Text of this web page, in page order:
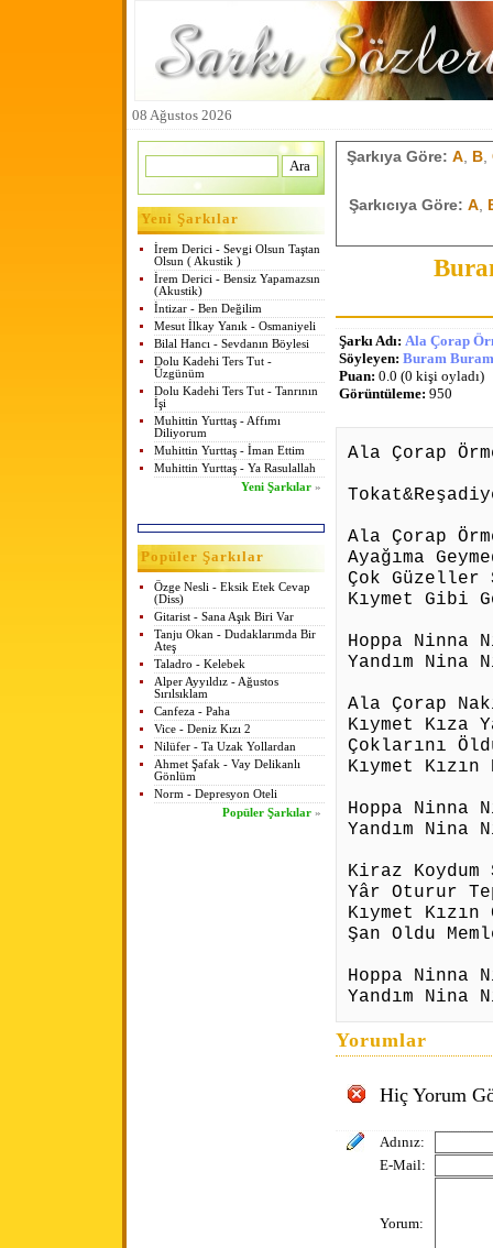
08 Ağustos 2026
Yeni Şarkılar
İrem Derici - Sevgi Olsun Taştan
Olsun ( Akustik )
İrem Derici - Bensiz Yapamazsın
(Akustik)
İntizar - Ben Değilim
Mesut İlkay Yanık - Osmaniyeli
Bilal Hancı - Sevdanın Böylesi
Dolu Kadehi Ters Tut -
Üzgünüm
Dolu Kadehi Ters Tut - Tanrının
İşi
Muhittin Yurttaş - Affımı
Diliyorum
Muhittin Yurttaş - İman Ettim
Muhittin Yurttaş - Ya Rasulallah
Yeni Şarkılar »
Popüler Şarkılar
Özge Nesli - Eksik Etek Cevap
(Diss)
Gitarist - Sana Aşık Biri Var
Tanju Okan - Dudaklarımda Bir
Ateş
Taladro - Kelebek
Alper Ayyıldız - Ağustos
Sırılsıklam
Canfeza - Paha
Vice - Deniz Kızı 2
Nilüfer - Ta Uzak Yollardan
Ahmet Şafak - Vay Delikanlı
Gönlüm
Norm - Depresyon Oteli
Popüler Şarkılar »
Şarkıya Göre: A, B,
Şarkıcıya Göre: A,
Şarkı Adı: Ala Çorap
Söyleyen: Buram
Puan: 0.0 (0 kişi oyladı)
Görüntüleme: 950
Ala Çorap
Ala Çorap
Ayağıma
Çok Güzeller
Kıymet Gibi
Hoppa Ninna
Yandım Nina
Ala Çorap
Kıymet Kıza
Çoklarını
Kıymet Kızın
Hoppa Ninna
Yandım Nina
Kiraz Koydum
Yâr Oturur
Kıymet
Şan Oldu
Hoppa Ninna
Yandım Nina
Yorumlar
Hiç Yorum
Adınız:
E-Mail:
Yorum: